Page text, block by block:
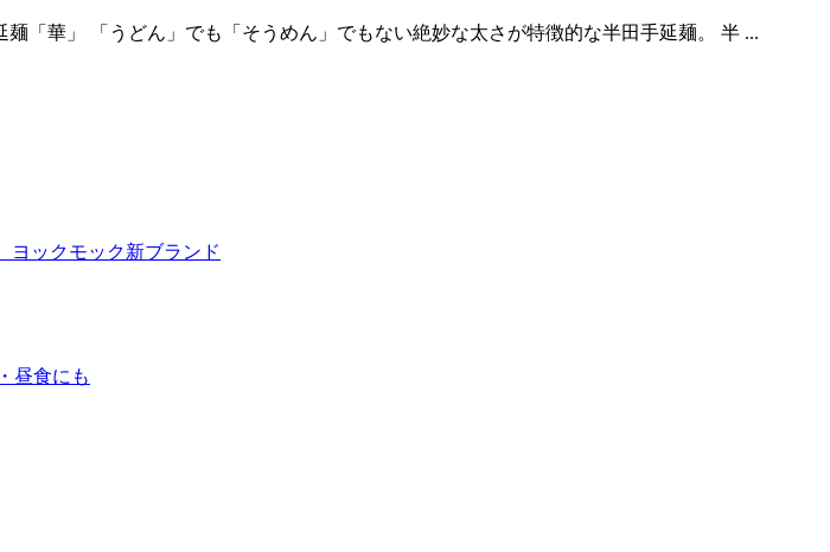
華」 「うどん」でも「そうめん」でもない絶妙な太さが特徴的な半田手延麺。 半 ...
ヨックモック新ブランド
昼食にも